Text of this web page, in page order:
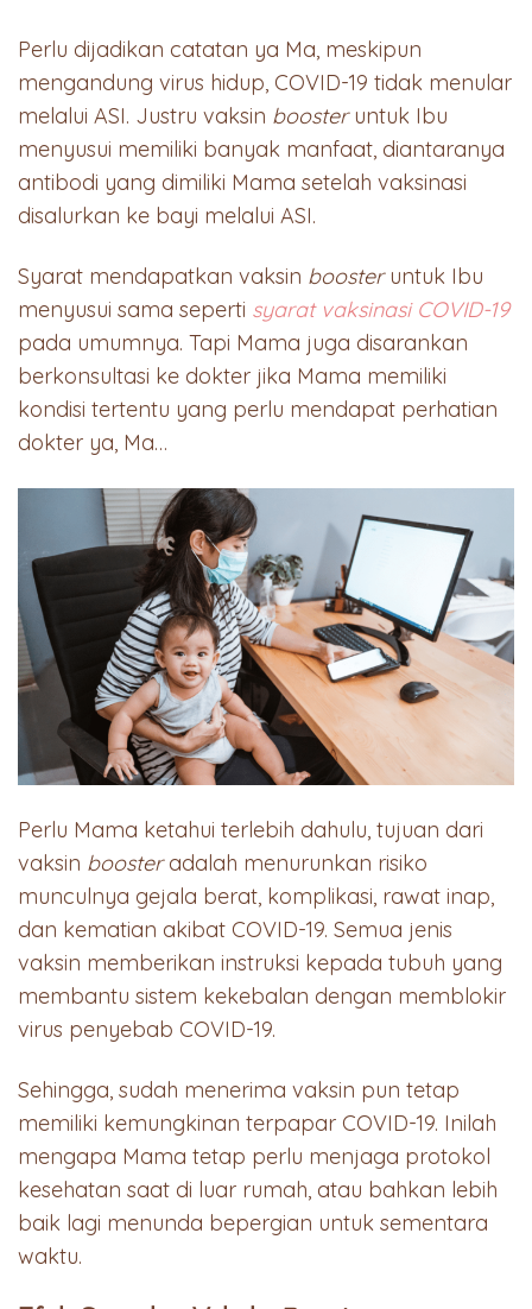
Perlu dijadikan catatan ya Ma, meskipun
mengandung virus hidup, COVID-19 tidak menular
melalui ASI. Justru vaksin boosteruntuk Ibu
menyusui memiliki banyak manfaat, diantaranya
antibodi yang dimiliki Mama setelah vaksinasi
disalurkan ke bayi melalui ASI.
Syarat mendapatkan vaksin boosteruntuk Ibu
menyusui sama seperti syarat vaksinasi COVID-19
pada umumnya. Tapi Mama juga disarankan
berkonsultasi ke dokter jika Mama memiliki
kondisi tertentu yang perlu mendapat perhatian
dokter ya, Ma…
Perlu Mama ketahui terlebih dahulu, tujuan dari
vaksin boosteradalah menurunkan risiko
munculnya gejala berat, komplikasi, rawat inap,
dan kematian akibat COVID-19. Semua jenis
vaksin memberikan instruksi kepada tubuh yang
membantu sistem kekebalan dengan memblokir
virus penyebab COVID-19.
Sehingga, sudah menerima vaksin pun tetap
memiliki kemungkinan terpapar COVID-19. Inilah
mengapa Mama tetap perlu menjaga protokol
kesehatan saat di luar rumah, atau bahkan lebih
baik lagi menunda bepergian untuk sementara
waktu.